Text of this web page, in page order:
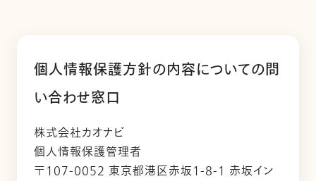
個人情報保護方針の内容についての問
い合わせ窓口
株式会社カオナビ
個人情報保護管理者
〒107-0052 東京都港区赤坂1-8-1 赤坂イン